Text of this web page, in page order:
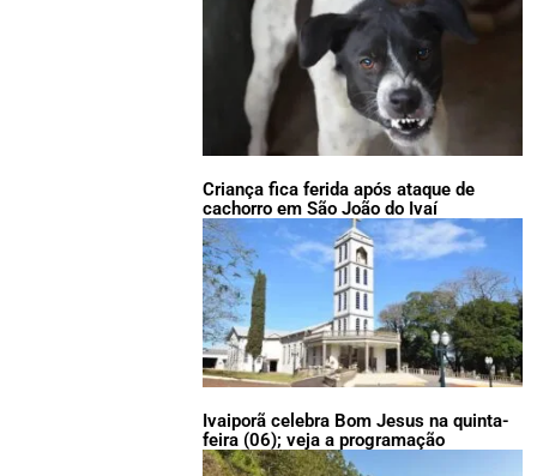
Criança fica ferida após ataque de
cachorro em São João do Ivaí
Ivaiporã celebra Bom Jesus na quinta-
feira (06); veja a programação